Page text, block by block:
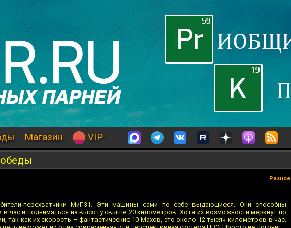
Магазин VIP
Разное
перехватчики МиГ-31. Эти машины сами по себе выдающиеся. Они способны
в час и подниматься на высоту свыше 20 километров. Хотя их возможности меркнут по
так как их скорость – фантастические 10 Махов, это около 12 тысяч километров в час.